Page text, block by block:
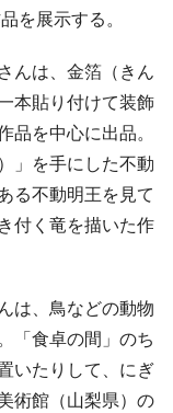
を展示する。
んは、金箔（きん
本貼り付けて装飾
を中心に出品。
」を手にした不動
る不動明王を見て
付く竜を描いた作
は、鳥などの動物
「食卓の間」のち
いたりして、にぎ
術館（山梨県）の